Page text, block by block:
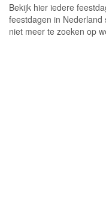
Bekijk hier iedere
feestdagen in
niet meer te zoeken op